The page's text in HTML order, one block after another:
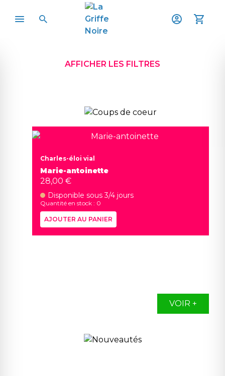
AFFICHER LES FILTRES
Charles-éloi vial
Marie-antoinette
28,00 €
Disponible sous 3/4 jours
Quantité en stock : 0
AJOUTER AU PANIER
VOIR +